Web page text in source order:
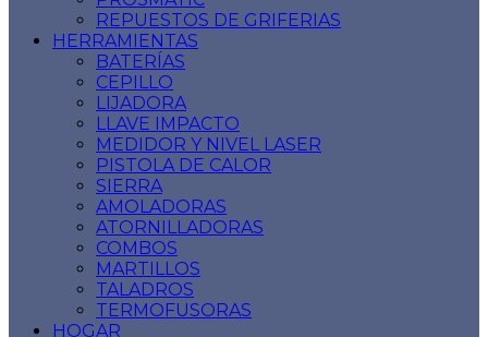
REPUESTOS DE GRIFERIAS
HERRAMIENTAS
BATERÍAS
CEPILLO
LIJADORA
LLAVE IMPACTO
MEDIDOR Y NIVEL LASER
PISTOLA DE CALOR
SIERRA
AMOLADORAS
ATORNILLADORAS
COMBOS
MARTILLOS
TALADROS
TERMOFUSORAS
HOGAR